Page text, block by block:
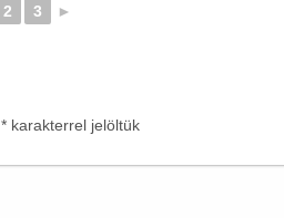
2 3 ►
* karakterrel jelöltük